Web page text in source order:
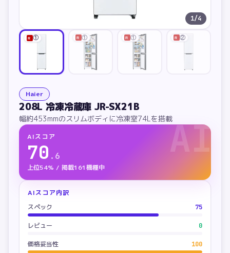
1/4
R ① R ① R ① R ②
Haier
208L 冷凍冷蔵庫 JR-SX21B
幅約453mmのスリムボディに冷凍室74Lを搭載AI
AIスコア
70 . 6
上位54% / 掲載161機種中
AIスコア内訳
スペック
75
レビュー 0
価格妥当性 100